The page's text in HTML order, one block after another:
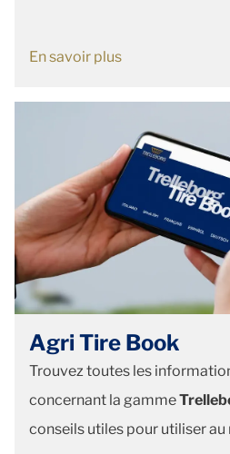
En savoir plus
Agri Tire
Trouvez toutes les
concernant la gamme
conseils utiles pour utiliser